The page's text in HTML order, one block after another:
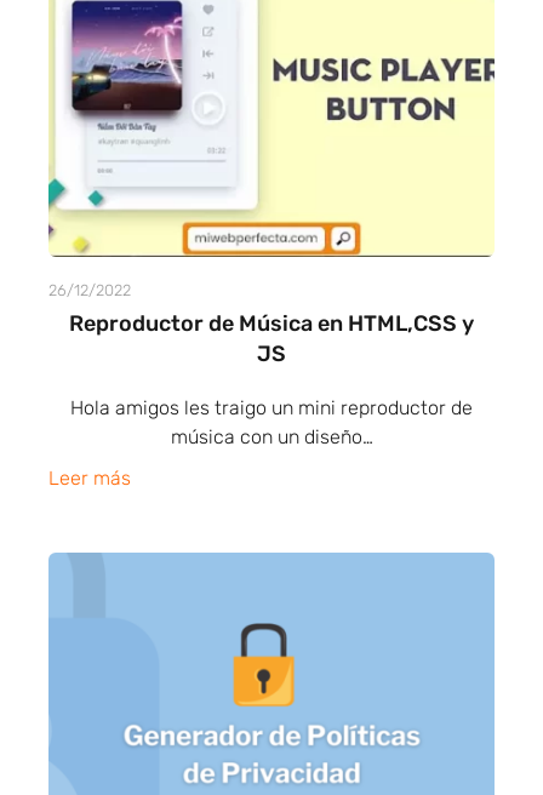
26/12/2022
Reproductor de Música en HTML,CSS y
JS
Hola amigos les traigo un mini reproductor de
música con un diseño…
Leer más